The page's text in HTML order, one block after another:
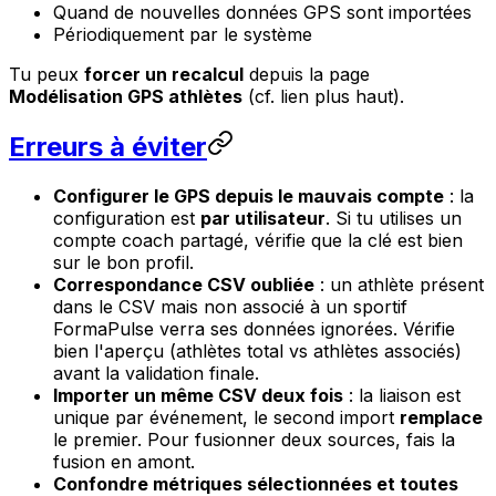
Quand de nouvelles données GPS sont importées
Périodiquement par le système
Tu peux forcer un recalcul depuis la page
Modélisation GPS athlètes (cf. lien plus haut).
Erreurs à éviter
Configurer le GPS depuis le mauvais compte : la
configuration est par utilisateur. Si tu utilises un
compte coach partagé, vérifie que la clé est bien
sur le bon profil.
Correspondance CSV oubliée : un athlète présent
dans le CSV mais non associé à un sportif
FormaPulse verra ses données ignorées. Vérifie
bien l'aperçu (athlètes total vs athlètes associés)
avant la validation finale.
Importer un même CSV deux fois : la liaison est
unique par événement, le second import remplace
le premier. Pour fusionner deux sources, fais la
fusion en amont.
Confondre métriques sélectionnées et toutes